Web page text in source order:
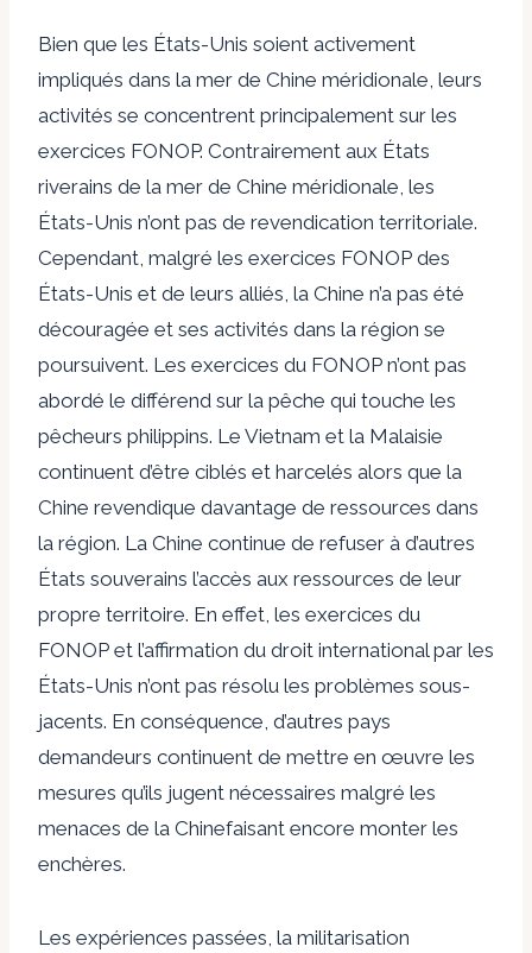
Bien que les États-Unis soient activement
impliqués dans la mer de Chine méridionale, leurs
activités se concentrent principalement sur les
exercices FONOP. Contrairement aux États
riverains de la mer de Chine méridionale, les
États-Unis n’ont pas de revendication territoriale.
Cependant, malgré les exercices FONOP des
États-Unis et de leurs alliés, la Chine n’a pas été
découragée et ses activités dans la région se
poursuivent. Les exercices du FONOP n’ont pas
abordé le différend sur la pêche qui touche les
pêcheurs philippins. Le Vietnam et la Malaisie
continuent d’être ciblés et harcelés alors que la
Chine revendique davantage de ressources dans
la région. La Chine continue de refuser à d’autres
États souverains l’accès aux ressources de leur
propre territoire. En effet, les exercices du
FONOP et l’affirmation du droit international par les
États-Unis n’ont pas résolu les problèmes sous-
jacents. En conséquence, d’autres pays
demandeurs continuent de mettre en œuvre les
mesures qu’ils jugent nécessaires malgré les
menaces de la Chinefaisant encore monter les
enchères.
Les expériences passées, la militarisation